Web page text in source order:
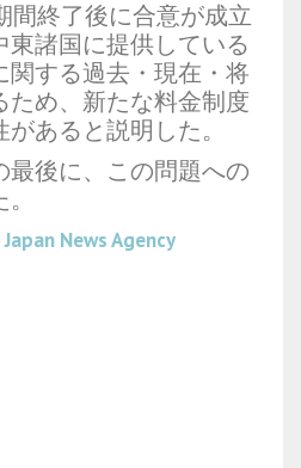
間終了後に合意が成立
東諸国に提供している
関する過去・現在・将
め、新たな料金制度
あると説明した。
最後に、この問題への
Japan News Agency